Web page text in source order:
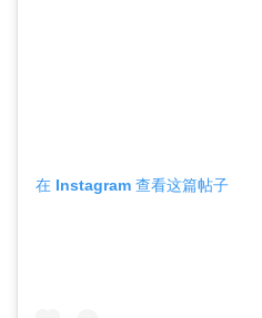
在 Instagram 查看这篇帖子